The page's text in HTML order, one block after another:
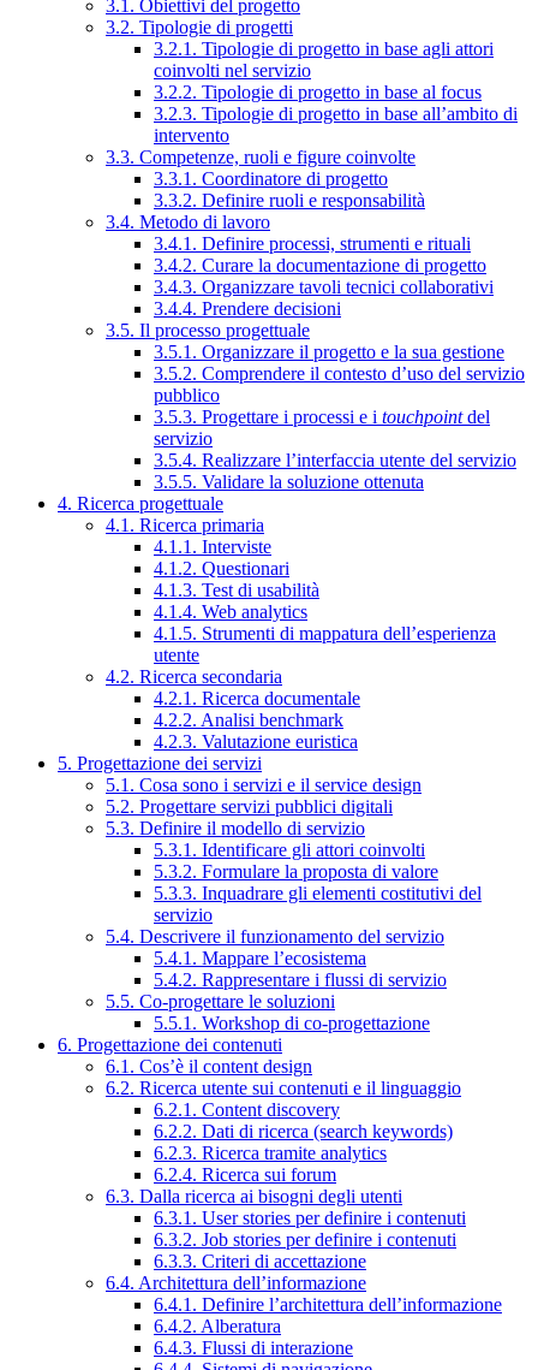
3.1. Obiettivi del progetto
3.2. Tipologie di progetti
3.2.1. Tipologie di progetto in base agli attori
coinvolti nel servizio
3.2.2. Tipologie di progetto in base al focus
3.2.3. Tipologie di progetto in base all’ambito di
intervento
3.3. Competenze, ruoli e figure coinvolte
3.3.1. Coordinatore di progetto
3.3.2. Definire ruoli e responsabilità
3.4. Metodo di lavoro
3.4.1. Definire processi, strumenti e rituali
3.4.2. Curare la documentazione di progetto
3.4.3. Organizzare tavoli tecnici collaborativi
3.4.4. Prendere decisioni
3.5. Il processo progettuale
3.5.1. Organizzare il progetto e la sua gestione
3.5.2. Comprendere il contesto d’uso del servizio
pubblico
3.5.3. Progettare i processi e i touchpointdel
servizio
3.5.4. Realizzare l’interfaccia utente del servizio
3.5.5. Validare la soluzione ottenuta
4. Ricerca progettuale
4.1. Ricerca primaria
4.1.1. Interviste
4.1.2. Questionari
4.1.3. Test di usabilità
4.1.4. Web analytics
4.1.5. Strumenti di mappatura dell’esperienza
utente
4.2. Ricerca secondaria
4.2.1. Ricerca documentale
4.2.2. Analisi benchmark
4.2.3. Valutazione euristica
5. Progettazione dei servizi
5.1. Cosa sono i servizi e il service design
5.2. Progettare servizi pubblici digitali
5.3. Definire il modello di servizio
5.3.1. Identificare gli attori coinvolti
5.3.2. Formulare la proposta di valore
5.3.3. Inquadrare gli elementi costitutivi del
servizio
5.4. Descrivere il funzionamento del servizio
5.4.1. Mappare l’ecosistema
5.4.2. Rappresentare i flussi di servizio
5.5. Co-progettare le soluzioni
5.5.1. Workshop di co-progettazione
6. Progettazione dei contenuti
6.1. Cos’è il content design
6.2. Ricerca utente sui contenuti e il linguaggio
6.2.1. Content discovery
6.2.2. Dati di ricerca (search keywords)
6.2.3. Ricerca tramite analytics
6.2.4. Ricerca sui forum
6.3. Dalla ricerca ai bisogni degli utenti
6.3.1. User stories per definire i contenuti
6.3.2. Job stories per definire i contenuti
6.3.3. Criteri di accettazione
6.4. Architettura dell’informazione
6.4.1. Definire l’architettura dell’informazione
6.4.2. Alberatura
6.4.3. Flussi di interazione